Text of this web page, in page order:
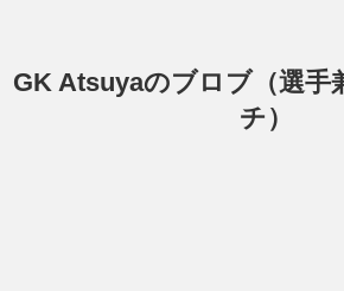
GK Atsuyaのブロブ（選手
チ）